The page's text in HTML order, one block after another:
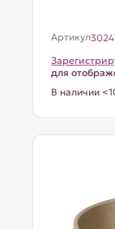
Артикул
для
В наличии